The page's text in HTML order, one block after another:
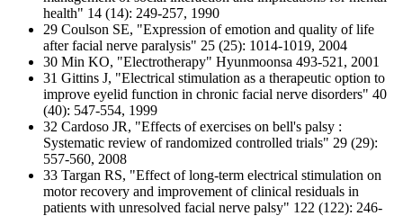
health" 14 (14): 249-257, 1990
29 Coulson SE, "Expression of emotion and quality of life
after facial nerve paralysis" 25 (25): 1014-1019, 2004
30 Min KO, "Electrotherapy" Hyunmoonsa 493-521, 2001
31 Gittins J, "Electrical stimulation as a therapeutic option to
improve eyelid function in chronic facial nerve disorders" 40
(40): 547-554, 1999
32 Cardoso JR, "Effects of exercises on bell's palsy :
Systematic review of randomized controlled trials" 29 (29):
557-560, 2008
33 Targan RS, "Effect of long-term electrical stimulation on
motor recovery and improvement of clinical residuals in
patients with unresolved facial nerve palsy" 122 (122): 246-